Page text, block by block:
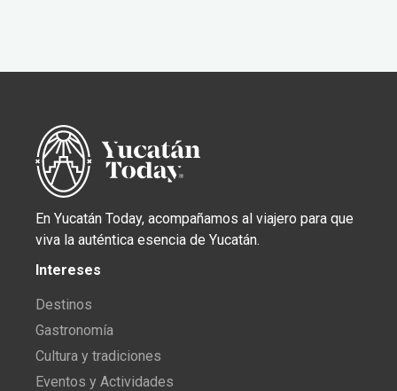
En Yucatán Today, acompañamos al viajero para que
viva la auténtica esencia de Yucatán.
Intereses
Destinos
Gastronomía
Cultura y tradiciones
Eventos y Actividades